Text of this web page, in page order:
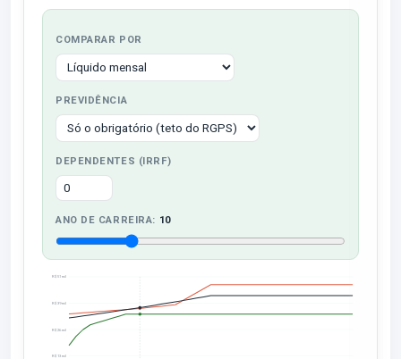
COMPARAR POR
PREVIDÊNCIA
DEPENDENTES (IRRF)
ANO DE CARREIRA: 10
R$ 13 mil
R$ 26 mil
R$ 39 mil
R$ 51 mil